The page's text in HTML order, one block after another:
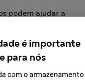
podem ajudar a
80% das pessoas
Brasil são
população negra,
é importante
para nós
com o armazenamento